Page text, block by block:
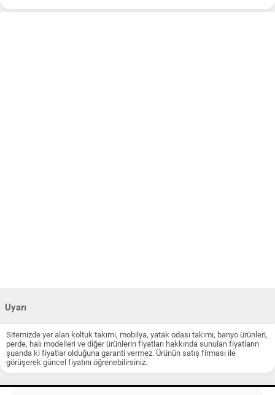
Uyarı
Sitemizde yer alan koltuk takımı, mobilya, yatak odası takımı, banyo ürünleri,
perde, halı modelleri ve diğer ürünlerin fiyatları hakkında sunulan fiyatların
şuanda ki fiyatlar olduğuna garanti vermez. Ürünün satış firması ile
görüşerek güncel fiyatını öğrenebilirsiniz.